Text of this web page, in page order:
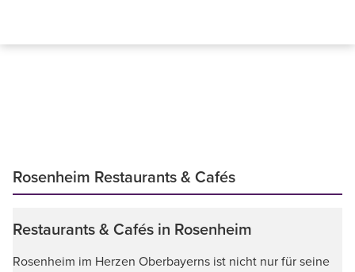
Rosenheim Restaurants & Cafés
Restaurants & Cafés in Rosenheim
Rosenheim im Herzen Oberbayerns ist nicht nur für seine